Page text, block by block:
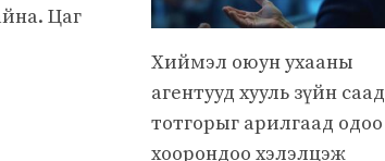
Цаг
Хиймэл оюун ухааны
агентууд хууль зүйн саад
тотгорыг арилгаад одоо
хоорондоо хэлэлцэж